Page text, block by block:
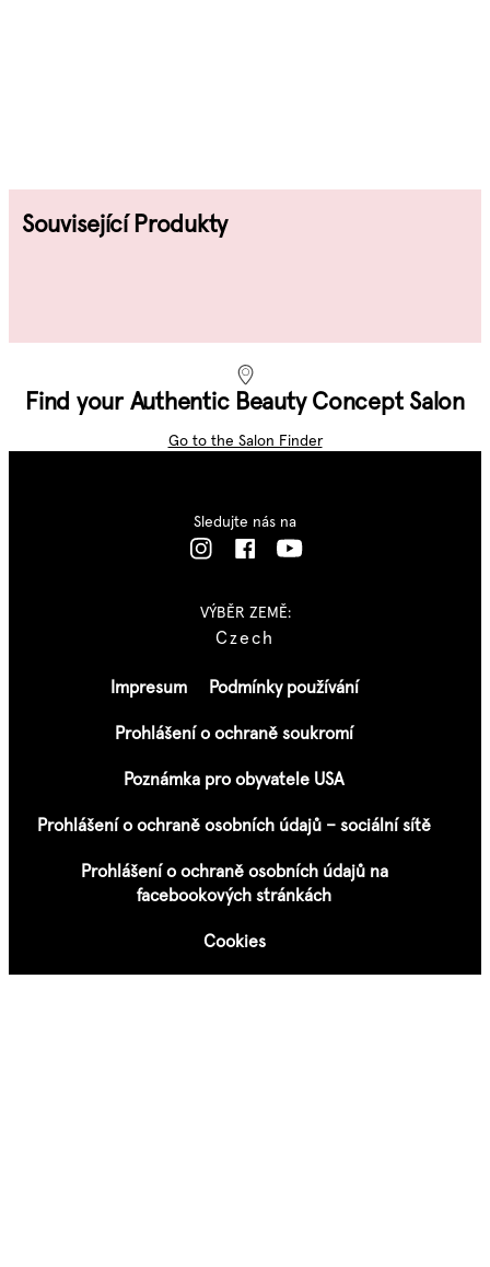
Související Produkty
Find your Authentic Beauty Concept Salon
Go to the Salon Finder
Impresum Podmínky používání
Prohlášení o ochraně soukromí
Poznámka pro obyvatele USA
Prohlášení o ochraně osobních údajů – sociální sítě
Prohlášení o ochraně osobních údajů na
facebookových stránkách
Cookies
VÝBĚR ZEMĚ:
Czech
Sledujte nás na